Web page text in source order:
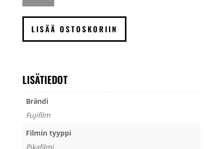
pikafilmi,
LISÄÄ OSTOSKORIIN
LISÄTIEDOT
Brändi
Fujifilm
Filmin tyyppi
Pikafilmi